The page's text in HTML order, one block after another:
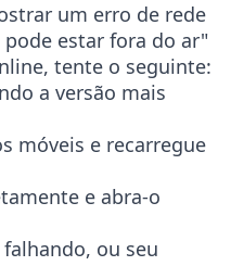
um erro de rede
estar fora do ar"
tente o seguinte:
a versão mais
móveis e recarregue
e abra-o
ou seu